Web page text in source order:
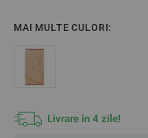
Densitate: 400 gr/m
Mărime: 90/170 cm
**Fotografiile sunt
MAI MULTE CULORI:
Livrare in 4 zile!